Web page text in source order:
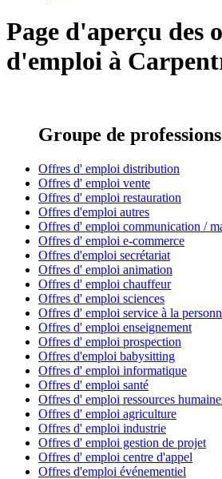
Page d'aperçu des
d'emploi à
Groupe de professions
Offres d' emploi distribution
Offres d' emploi vente
Offres d' emploi restauration
Offres d'emploi autres
Offres d' emploi communication /
Offres d' emploi e-commerce
Offres d'emploi secrétariat
Offres d' emploi animation
Offres d' emploi chauffeur
Offres d' emploi sciences
Offres d' emploi service à la
Offres d' emploi enseignement
Offres d' emploi prospection
Offres d'emploi babysitting
Offres d' emploi informatique
Offres d' emploi santé
Offres d' emploi ressources
Offres d' emploi agriculture
Offres d' emploi industrie
Offres d' emploi gestion de projet
Offres d' emploi centre d'appel
Offres d'emploi événementiel